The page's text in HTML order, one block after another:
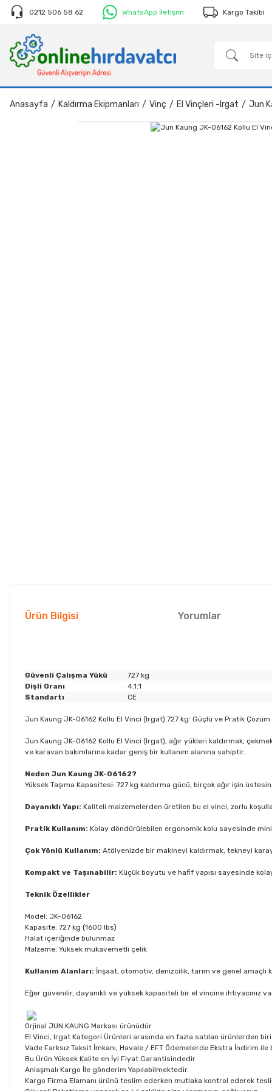
0212 506 58 62 WhatsApp İletişim Kargo Takibi
Anasayfa Kaldırma Ekipmanları Vinç El Vinçleri -Irgat Jun
Ürün Bilgisi Yorumlar
Güvenli Çalışma Yükü
727 kg
Dişli Oranı
4.1:1
Standartı
CE
Jun Kaung JK-06162 Kollu El Vinci (Irgat) 727 kg: Güçlü ve Pratik Çözüm
Jun Kaung JK-06162 Kollu El Vinci (Irgat), ağır yükleri kaldırmak,
ve karavan bakımlarına kadar geniş bir kullanım alanına sahiptir.
Neden Jun Kaung JK-06162?
Yüksek Taşıma Kapasitesi: 727 kg kaldırma gücü, birçok ağır işin
Dayanıklı Yapı: Kaliteli malzemelerden üretilen bu el vinci, zorlu
Pratik Kullanım: Kolay döndürülebilen ergonomik kolu sayesinde
Çok Yönlü Kullanım: Atölyenizde bir makineyi kaldırmak, tekneyi
Kompakt ve Taşınabilir: Küçük boyutu ve hafif yapısı sayesinde
Teknik Özellikler
Model: JK-06162
Kapasite: 727 kg (1600 lbs)
Halat içeriğinde bulunmaz
Malzeme: Yüksek mukavemetli çelik
Kullanım Alanları: İnşaat, otomotiv, denizcilik, tarım ve genel amaçlı
Eğer güvenilir, dayanıklı ve yüksek kapasiteli bir el vincine ihtiyacınız
Orjinal JUN KAUNG Markası ürünüdür
El Vinci, Irgat Kategori Ürünleri arasında en fazla satılan ürünlerden
Vade Farksız Taksit İmkanı, Havale / EFT Ödemelerde Ekstra İndirim
Bu Ürün Yüksek Kalite en İyi Fiyat Garantisindedir
Anlaşmalı Kargo İle gönderim Yapılabilmektedir.
Kargo Firma Elamanı ürünü teslim ederken mutlaka kontrol ederek